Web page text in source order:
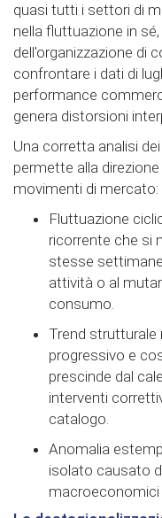
quasi tutti i settori di
nella fluttuazione in
dell'organizzazione di
confrontare i dati di
performance
genera distorsioni
Una corretta analisi
permette alla
movimenti di mercato:
Fluttuazione
ricorrente che si
stesse
attività o al
consumo.
Trend strutturale
progressivo e
prescinde dal
interventi
catalogo.
Anomalia
isolato causato
macroeconomici